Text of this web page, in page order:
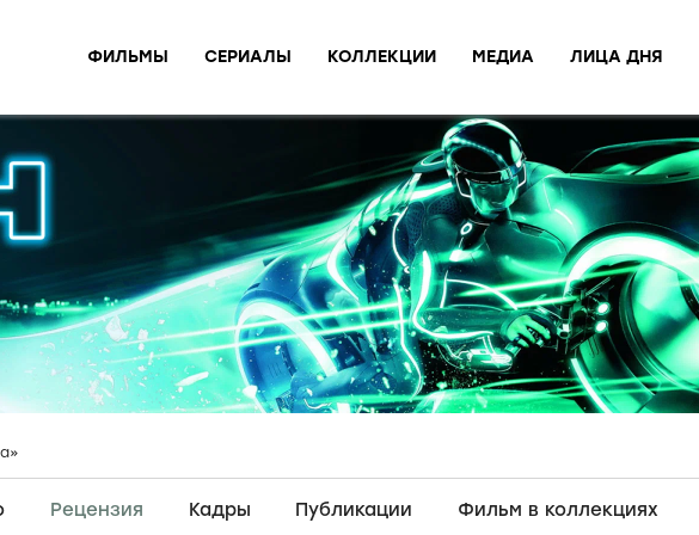
ФИЛЬМЫ СЕРИАЛЫ КОЛЛЕКЦИИ МЕДИА ЛИЦА ДНЯ
Рецензия Кадры Публикации Фильм в коллекциях